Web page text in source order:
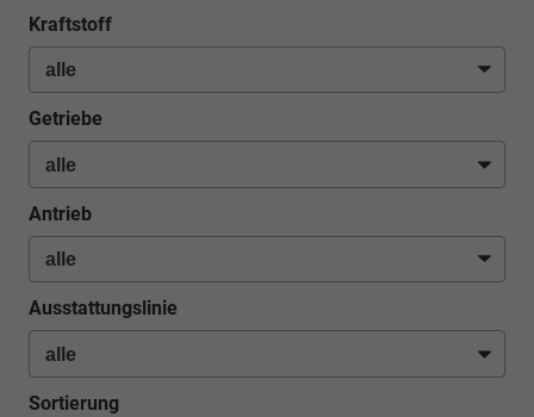
Kraftstoff
Getriebe
Antrieb
Ausstattungslinie
Sortierung